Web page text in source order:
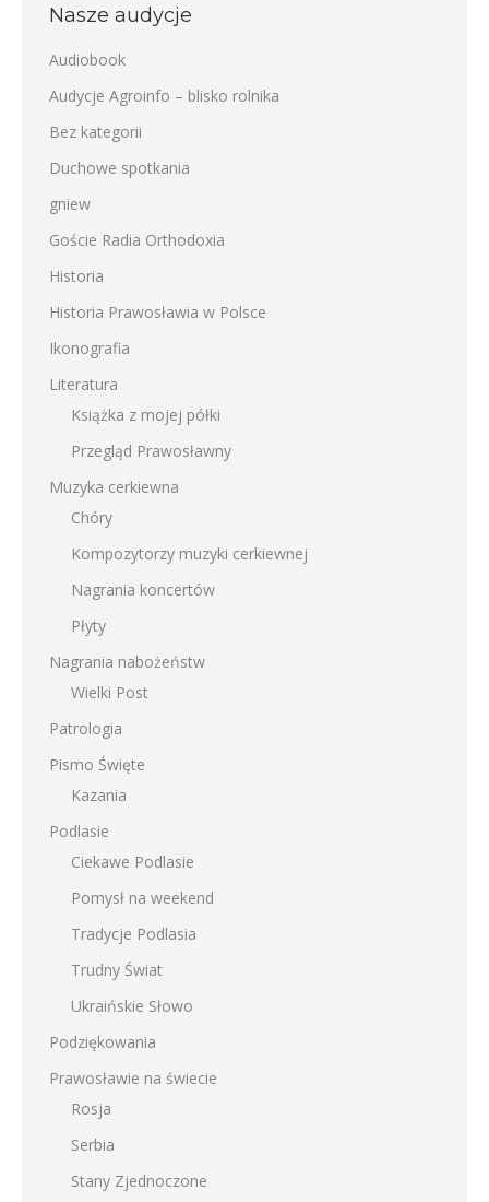
Nasze audycje
Audiobook
Audycje Agroinfo – blisko rolnika
Bez kategorii
Duchowe spotkania
gniew
Goście Radia Orthodoxia
Historia
Historia Prawosławia w Polsce
Ikonografia
Literatura
Książka z mojej półki
Przegląd Prawosławny
Muzyka cerkiewna
Chóry
Kompozytorzy muzyki cerkiewnej
Nagrania koncertów
Płyty
Nagrania nabożeństw
Wielki Post
Patrologia
Pismo Święte
Kazania
Podlasie
Ciekawe Podlasie
Pomysł na weekend
Tradycje Podlasia
Trudny Świat
Ukraińskie Słowo
Podziękowania
Prawosławie na świecie
Rosja
Serbia
Stany Zjednoczone